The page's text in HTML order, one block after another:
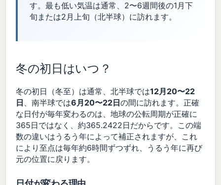
す。最も低い気温は通常、2〜6週間後の1月下
旬または2月上旬（北半球）に訪れます。
冬の初日はいつ？
冬の初日（冬至）は通常、北半球では12月20〜22
日
、南半球では6月20〜22日の間に訪れます。正確
な日付が毎年変わるのは、地球の公転周期が正確に
365日ではなく、約365.2422日だからです。この端
数の違いはうるう年によって補正されますが、これ
により至点は毎年約6時間ずつずれ、うるう年に再び
元の位置に戻ります。